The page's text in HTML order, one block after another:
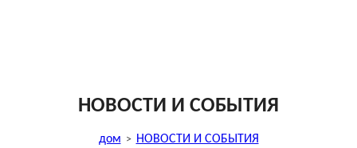
НОВОСТИ И СОБЫТИЯ
дом > НОВОСТИ И СОБЫТИЯ